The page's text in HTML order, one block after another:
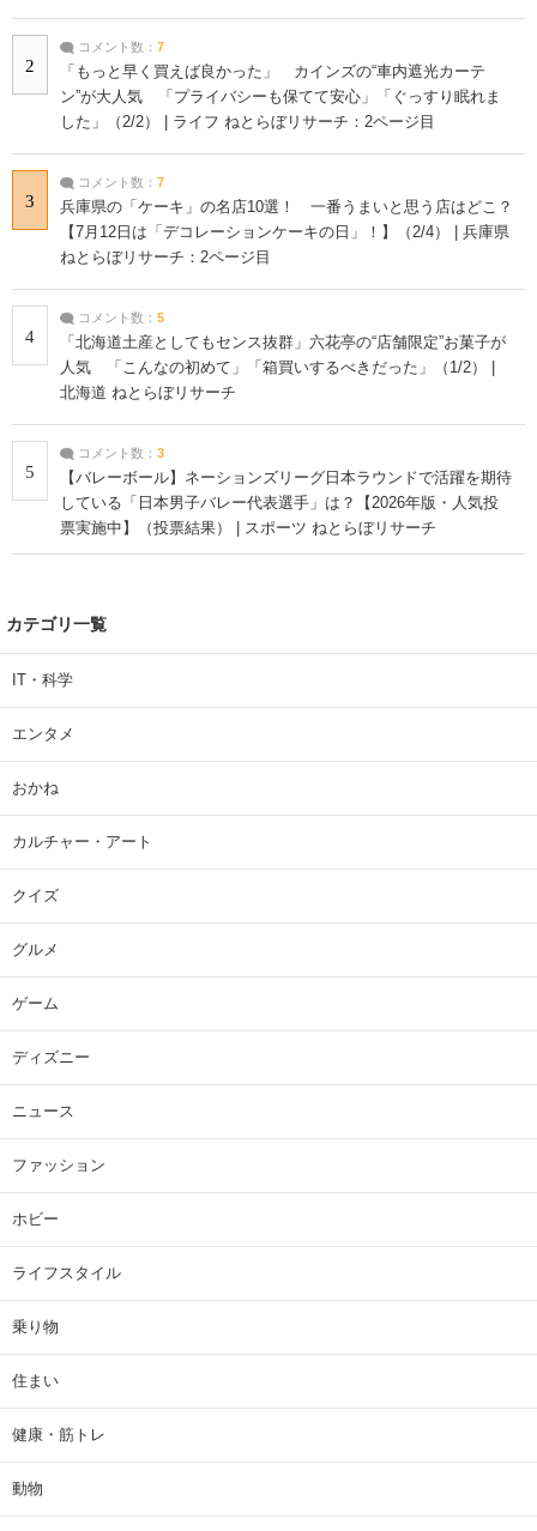
2
コメント数： 7
「もっと早く買えば良かった」 カインズの“車内遮光カーテ
ン”が大人気 「プライバシーも保てて安心」「ぐっすり眠れま
した」（2/2） | ライフ ねとらぼリサーチ：2ページ目
3
コメント数： 7
兵庫県の「ケーキ」の名店10選！ 一番うまいと思う店はどこ？
【7月12日は「デコレーションケーキの日」！】（2/4） | 兵庫県
ねとらぼリサーチ：2ページ目
4
コメント数： 5
「北海道土産としてもセンス抜群」六花亭の“店舗限定”お菓子が
人気 「こんなの初めて」「箱買いするべきだった」（1/2） |
北海道 ねとらぼリサーチ
5
コメント数： 3
【バレーボール】ネーションズリーグ日本ラウンドで活躍を期待
している「日本男子バレー代表選手」は？【2026年版・人気投
票実施中】（投票結果） | スポーツ ねとらぼリサーチ
カテゴリ一覧
IT・科学
エンタメ
おかね
カルチャー・アート
クイズ
グルメ
ゲーム
ディズニー
ニュース
ファッション
ホビー
ライフスタイル
乗り物
住まい
健康・筋トレ
動物